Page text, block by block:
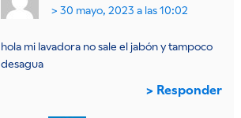
30 mayo, 2023 a las 10:02
hola mi lavadora no sale el jabón y tampoco
desagua
Responder